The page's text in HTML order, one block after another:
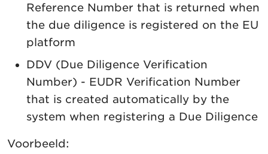
Reference Number that is returned when
the due diligence is registered on the EU
platform
DDV (Due Diligence Verification
Number) - EUDR Verification Number
that is created automatically by the
system when registering a Due Diligence
Voorbeeld: